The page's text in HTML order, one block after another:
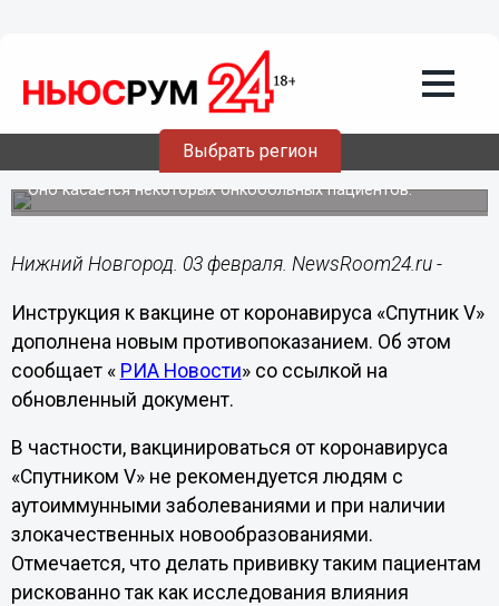
Выбрать регион
03.02.202117:17
Добавлено противопоказание к
вакцинации «Спутником V»
Оно касается некоторых онкобольных пациентов.
Нижний Новгород. 03 февраля. NewsRoom24.ru -
Инструкция к вакцине от коронавируса «Спутник V»
дополнена новым противопоказанием. Об этом
сообщает « РИА Новости» со ссылкой на
обновленный документ.
В частности, вакцинироваться от коронавируса
«Спутником V» не рекомендуется людям с
аутоиммунными заболеваниями и при наличии
злокачественных новообразованиями.
Отмечается, что делать прививку таким пациентам
рискованно так как исследования влияния